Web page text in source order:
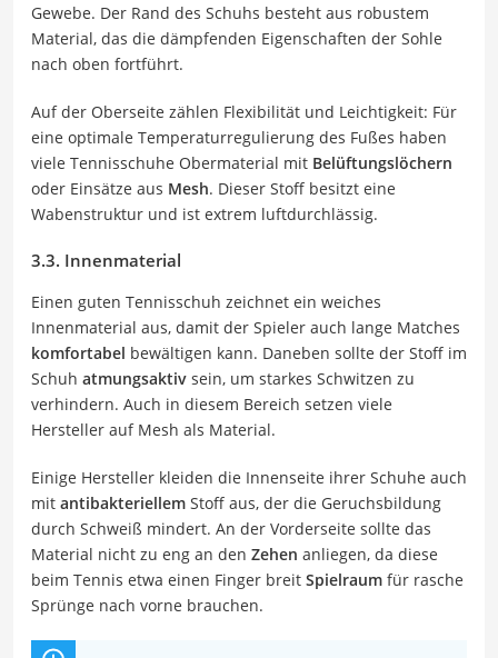
Gewebe. Der Rand des Schuhs besteht aus robustem
Material, das die dämpfenden Eigenschaften der Sohle
nach oben fortführt.
Auf der Oberseite zählen Flexibilität und Leichtigkeit: Für
eine optimale Temperaturregulierung des Fußes haben
viele Tennisschuhe Obermaterial mit Belüftungslöchern
oder Einsätze aus Mesh. Dieser Stoff besitzt eine
Wabenstruktur und ist extrem luftdurchlässig.
3.3. Innenmaterial
Einen guten Tennisschuh zeichnet ein weiches
Innenmaterial aus, damit der Spieler auch lange Matches
komfortabel bewältigen kann. Daneben sollte der Stoff im
Schuh atmungsaktiv sein, um starkes Schwitzen zu
verhindern. Auch in diesem Bereich setzen viele
Hersteller auf Mesh als Material.
Einige Hersteller kleiden die Innenseite ihrer Schuhe auch
mit antibakteriellem Stoff aus, der die Geruchsbildung
durch Schweiß mindert. An der Vorderseite sollte das
Material nicht zu eng an den Zehen anliegen, da diese
beim Tennis etwa einen Finger breit Spielraum für rasche
Sprünge nach vorne brauchen.